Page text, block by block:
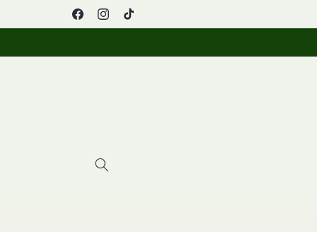
direttamente
ai contenutiFacebookInstagram
TikTok
Farmacia Picazio